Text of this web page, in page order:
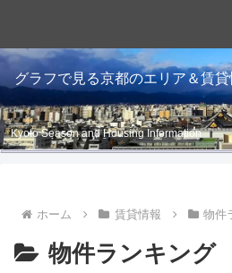
グラフで見る京都のエリア＆賃貸
Kyoto Season and Housing Information
ホーム 賃貸情報 物件
物件ランキング